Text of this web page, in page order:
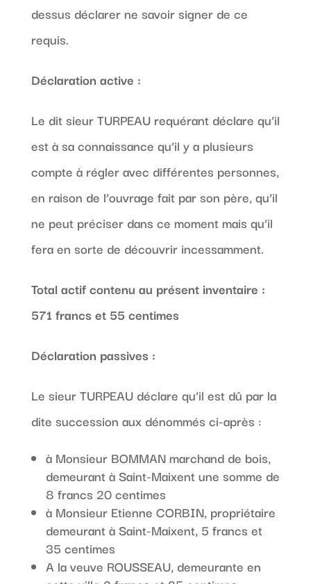
dessus déclarer ne savoir signer de ce
requis.
Déclaration active :
Le dit sieur TURPEAU requérant déclare qu’il
est à sa connaissance qu’il y a plusieurs
compte à régler avec différentes personnes,
en raison de l’ouvrage fait par son père, qu’il
ne peut préciser dans ce moment mais qu’il
fera en sorte de découvrir incessamment.
Total actif contenu au présent inventaire :
571 francs et 55 centimes
Déclaration passives :
Le sieur TURPEAU déclare qu’il est dû par la
dite succession aux dénommés ci-après :
à Monsieur BOMMAN marchand de bois,
demeurant à Saint-Maixent une somme de
8 francs 20 centimes
à Monsieur Etienne CORBIN, propriétaire
demeurant à Saint-Maixent, 5 francs et
35 centimes
A la veuve ROUSSEAU, demeurante en